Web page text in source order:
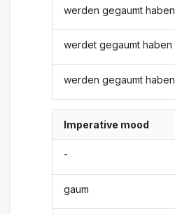
werden gegaumt haben
werdet gegaumt haben
werden gegaumt haben
Imperative mood
-
gaum